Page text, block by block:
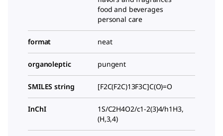
food and beverages
personal care
format neat
organoleptic pungent
SMILES string [F2C(F2C)13F3C]C(O)=O
InChI
1S/C2H4O2/c1-2(3)4/h1H3,
(H,3,4)